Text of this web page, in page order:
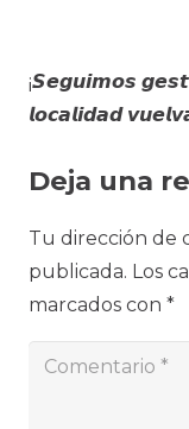
¡𝙎𝙚𝙜𝙪𝙞𝙢𝙤𝙨
𝙡𝙤𝙘𝙖𝙡𝙞𝙙𝙖𝙙
Deja una
Tu dirección de
publicada. Los
marcados con *